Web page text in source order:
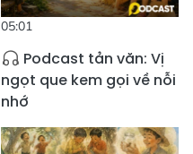
05:01
Podcast tản văn: Vị
ngọt que kem gọi về nỗi
nhớ